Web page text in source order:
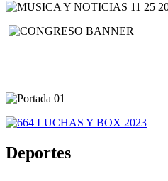
Deportes